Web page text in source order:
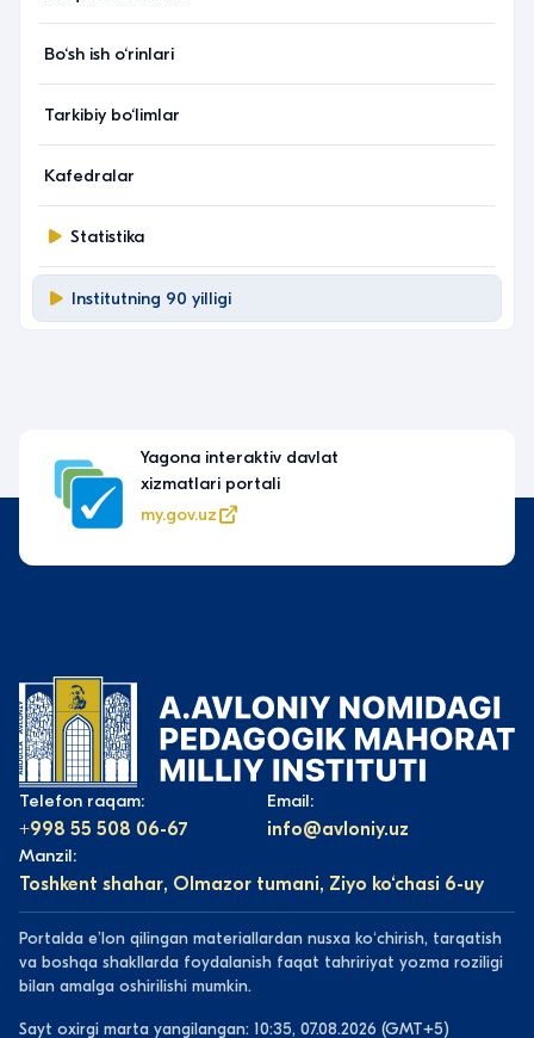
Bo‘sh ish o‘rinlari
Tarkibiy bo‘limlar
Kafedralar
Statistika
Institutning 90 yilligi
Yagona interaktiv davlat
xizmatlari portali
my.gov.uz
Telefon raqam:
+998 55 508 06-67
Email:
info@avloniy.uz
Manzil:
Toshkent shahar, Olmazor tumani, Ziyo ko‘chasi 6-uy
Portalda eʼlon qilingan materiallardan nusxa koʻchirish, tarqatish
va boshqa shakllarda foydalanish faqat tahririyat yozma roziligi
bilan amalga oshirilishi mumkin.
Sayt oxirgi marta yangilangan: 10:35, 07.08.2026 (GMT+5)